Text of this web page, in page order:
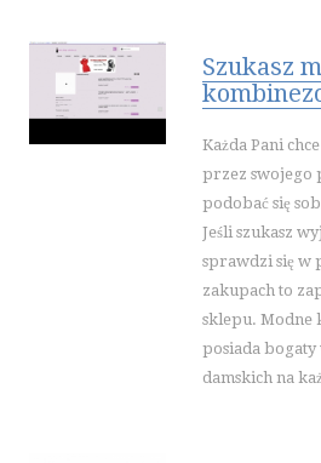
Szukasz
Każda Pani
przez swojego
podobać się
Jeśli szukasz
sprawdzi się w
zakupach to
sklepu. Modne
posiada
damskich na